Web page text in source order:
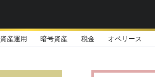
資産運用 暗号資産 税金 オペリース